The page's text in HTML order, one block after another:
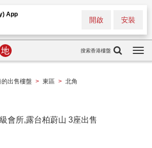
App
安裝
開啟
搜索香港樓盤
的出售樓盤 > 東區 > 北角
會所,露台柏蔚山 3座出售